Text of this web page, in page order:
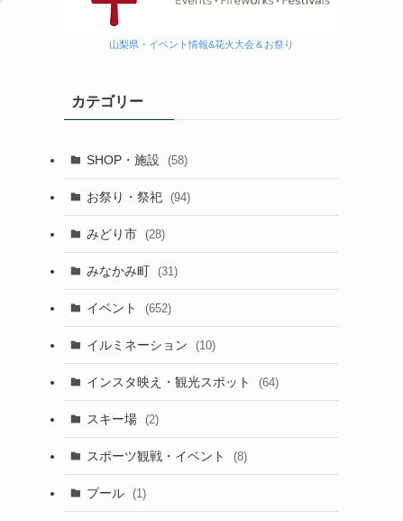
山梨県・イベント情報&花火大会＆お祭り
カテゴリー
SHOP・施設 (58)
お祭り・祭祀 (94)
みどり市 (28)
みなかみ町 (31)
イベント (652)
イルミネーション (10)
インスタ映え・観光スポット (64)
スキー場 (2)
スポーツ観戦・イベント (8)
プール (1)